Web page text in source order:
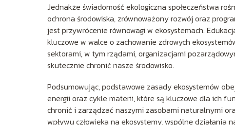
Jednakże świadomość ekologiczna społeczeństwa
ochrona środowiska, zrównoważony rozwój oraz
jest przywrócenie równowagi w ekosystemach.
kluczowe w walce o zachowanie zdrowych
sektorami, w tym rządami, organizacjami
skutecznie chronić nasze środowisko.
Podsumowując, podstawowe zasady ekosystemów
energii oraz cykle materii, które są kluczowe dla ich
chronić i zarządzać naszymi zasobami naturalnymi
wpływu człowieka na ekosystemy, wspólne